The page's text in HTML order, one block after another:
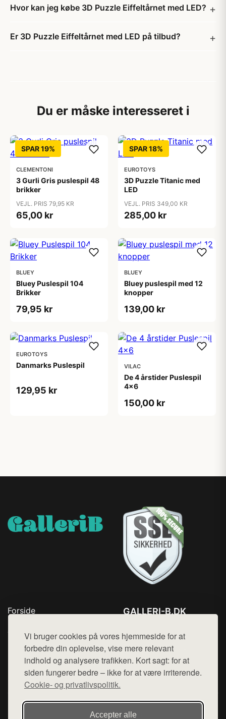
Vi bruger cookies på vores hjemmeside for at
forbedre din oplevelse, vise mere relevant
indhold og analysere trafikken. Kort sagt: for at
siden fungerer bedre – ikke for at være irriterende.
Cookie- og privatlivspolitik.
Accepter alle
Hvor kan jeg købe 3D Puzzle Eiffeltårnet med LED?
Er 3D Puzzle Eiffeltårnet med LED på tilbud?
Du er måske interesseret i
SPAR 19%
CLEMENTONI
3 Gurli Gris puslespil 48
brikker
VEJL. PRIS 79,95 KR
65,00 kr
SPAR 18%
EUROTOYS
3D Puzzle Titanic med
LED
VEJL. PRIS 349,00 KR
285,00 kr
BLUEY
Bluey Puslespil 104
Brikker
79,95 kr
BLUEY
Bluey puslespil med 12
knopper
139,00 kr
EUROTOYS
Danmarks Puslespil
129,95 kr
VILAC
De 4 årstider Puslespil
4x6
150,00 kr
Forside
Top Rabatter
Blog
Kontakt
GALLERI-B.DK
Mail: hej@want.dk
Cookie- og privatlivspolitik
Denne side er en del af want.dk, der udgiver en række